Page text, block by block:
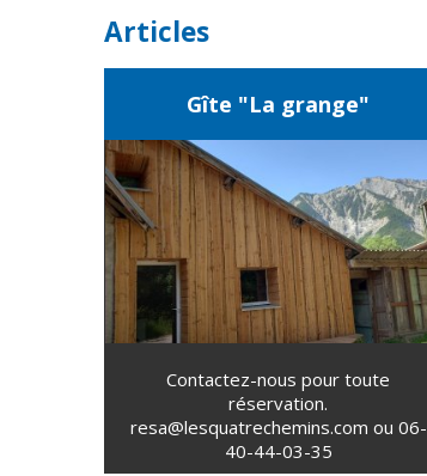
Articles
Gîte "La grange"
Contactez-nous pour toute
réservation.
resa@lesquatrechemins.com ou 06-
40-44-03-35